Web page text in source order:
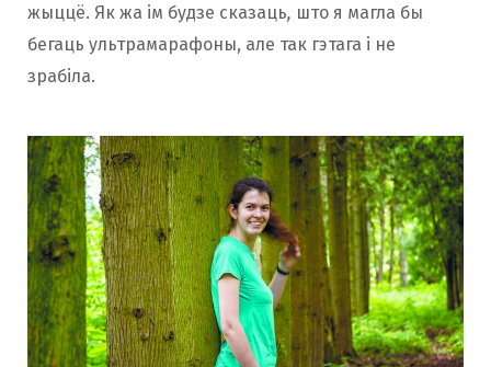
жыццё. Як жа ім будзе сказаць, што я магла бы
бегаць ультрамарафоны, але так гэтага і не
зрабіла.